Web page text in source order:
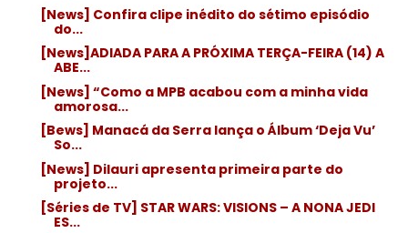
[News] Confira clipe inédito do sétimo episódio
do...
[News]ADIADA PARA A PRÓXIMA TERÇA-FEIRA (14) A
ABE...
[News] “Como a MPB acabou com a minha vida
amorosa...
[Bews] Manacá da Serra lança o Álbum ‘Deja Vu’
So...
[News] Dilauri apresenta primeira parte do
projeto...
[Séries de TV] STAR WARS: VISIONS – A NONA JEDI
ES...